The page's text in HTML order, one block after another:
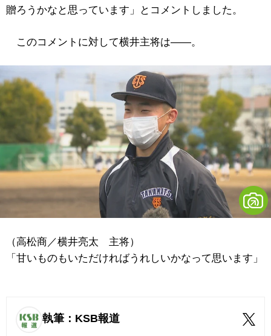
贈ろうかなと思っています」とコメントしました。
このコメントに対して横井主将は――。
（高松商／横井亮太 主将）
「甘いものもいただければうれしいかなって思います」
執筆：KSB報道